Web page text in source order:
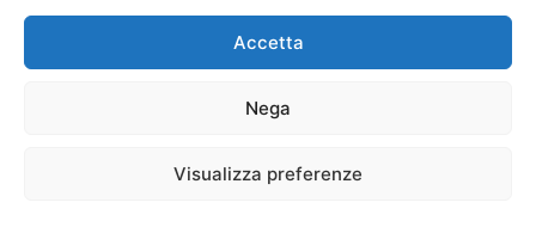
Accetta
Nega
Visualizza preferenze
P.IVA: 06334930820
Mercurio Comunicazione Società Cooperativa a r.l. è
iscritta al Registro degli Operatori di Comunicazione al
Sito gestito daLa Digitale srl–info@ladigitale.it